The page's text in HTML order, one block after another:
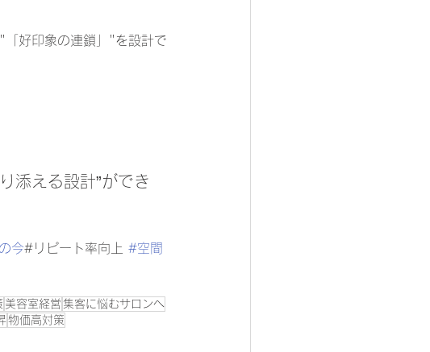
「好印象の連鎖」"を設計で
添える設計”ができ
今#リピート率向上 #空間
美容室経営 集客に悩むサロンへ
物価高対策